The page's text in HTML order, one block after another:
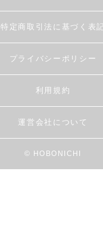
特定商取引法に基づく表
プライバシーポリシー
利用規約
運営会社について
© HOBONICHI